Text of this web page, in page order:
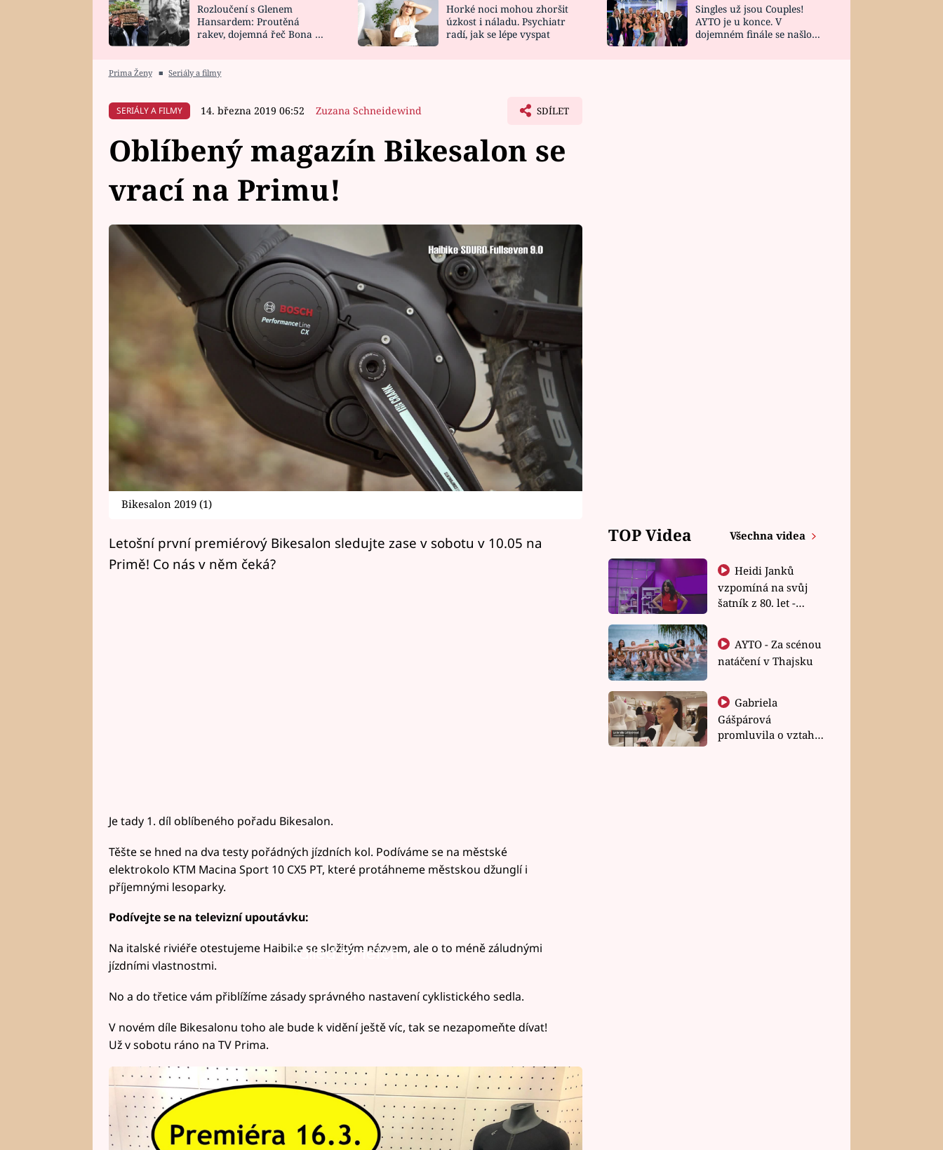
HOROSKOP NA
CELEBRITY
VAŘENÍ
NOVINKY
VIDEORECEPTY
ZAHRADA
DESIGN
Rozloučení s Glenem
Hansardem: Proutěná
rakev, dojemná řeč Bona a
Horké noci mohou zhoršit
úzkost i náladu. Psychiatr
radí, jak se lépe vyspat
Singles už jsou Couples!
AYTO je u konce. V
dojemném finále se našlo
Prima Ženy ■ Seriály a filmy
SERIÁLY A FILMY 14. března 2019 06:52 Zuzana Schneidewind SDÍLET
Oblíbený magazín Bikesalon se
vrací na Primu!
Bikesalon 2019 (1)
Letošní první premiérový Bikesalon sledujte zase v sobotu v 10.05 na
Primě! Co nás v něm čeká?
Je tady 1. díl oblíbeného pořadu Bikesalon.
Těšte se hned na dva testy pořádných jízdních kol. Podíváme se na městské
elektrokolo KTM Macina Sport 10 CX5 PT, které protáhneme městskou džunglí i
příjemnými lesoparky.
Podívejte se na televizní upoutávku:
Failed to fetch
Na italské riviéře otestujeme Haibike se složitým názvem, ale o to méně záludnými
jízdními vlastnostmi.
No a do třetice vám přiblížíme zásady správného nastavení cyklistického sedla.
V novém díle Bikesalonu toho ale bude k vidění ještě víc, tak se nezapomeňte dívat!
Už v sobotu ráno na TV Prima.
TOP Videa Všechna videa
Heidi Janků
vzpomíná na svůj
šatník z 80. let -
natáčení v Thajsku
Gabriela
Gášpárová
promluvila o vztahu